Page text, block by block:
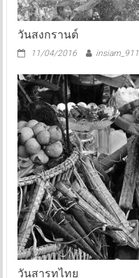
วันสงกรานต์
11/04/2016 insiam_911
วันสารทไทย